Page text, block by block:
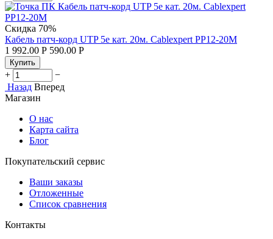
Скидка 70%
Кабель патч-корд UTP 5e кат. 20м. Cablexpert PP12-20M
1 992.00 Р 590.00 Р
Купить
+
−
Назад Вперед
Магазин
О нас
Карта сайта
Блог
Покупательский сервис
Ваши заказы
Отложенные
Список сравнения
Контакты